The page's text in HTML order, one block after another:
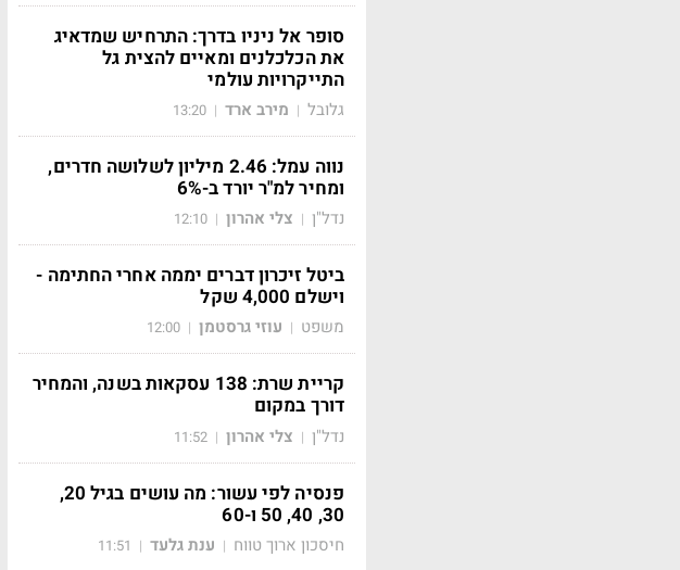
סופר אל ניניו בדרך: התרחיש שמדאיג
את הכלכלנים ומאיים להצית גל
התייקרויות עולמי
גלובל | מירב ארד |
13:20
נווה עמל: 2.46 מיליון לשלושה חדרים,
ומחיר למ"ר יורד ב-6%
נדל"ן | צלי אהרון |
12:10
ביטל זיכרון דברים יממה אחרי החתימה -
וישלם 4,000 שקל
משפט | עוזי גרסטמן |
12:00
קריית שרת: 138 עסקאות בשנה, והמחיר
דורך במקום
נדל"ן | צלי אהרון |
11:52
פנסיה לפי עשור: מה עושים בגיל 20,
30, 40, 50 ו-60
חיסכון ארוך טווח | ענת גלעד |
11:51